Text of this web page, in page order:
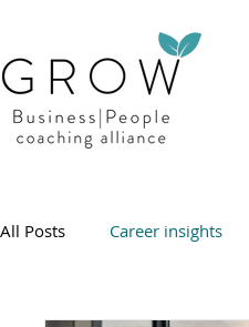
All Posts Career insights